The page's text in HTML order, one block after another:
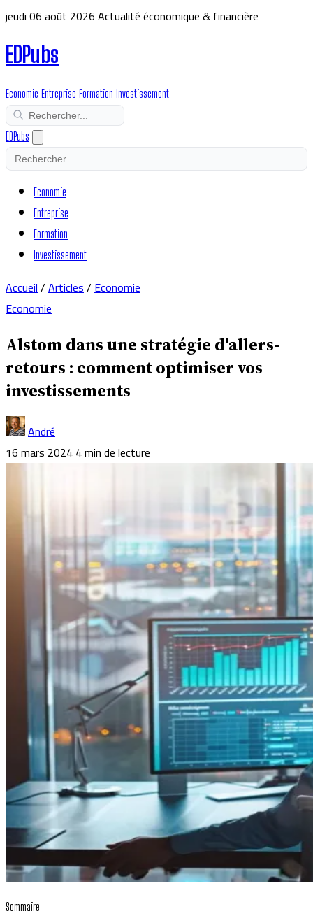
jeudi 06 août 2026Actualité économique & financière
EDPubs
Economie Entreprise Formation Investissement
EDPubs
Economie
Entreprise
Formation
Investissement
Accueil/Articles/Economie
Economie
Alstom dans une stratégie d'allers-
retours : comment optimiser vos
investissements
André
16 mars 20244 min de lecture
Sommaire